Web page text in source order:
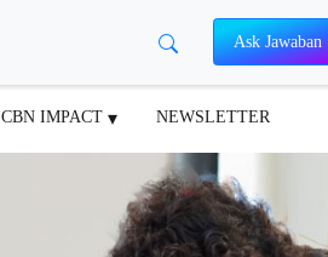
Ask Jawaban
CBN IMPACT NEWSLETTER